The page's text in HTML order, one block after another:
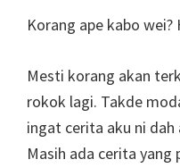
Korang ape kabo wei?
Mesti korang akan
rokok lagi. Takde
ingat cerita aku ni dah
Masih ada cerita yang